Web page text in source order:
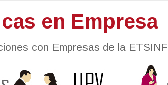
en Empresa
con Empresas de la ETSINF